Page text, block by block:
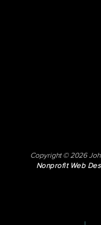
Copyright © 2026
Nonprofit Web